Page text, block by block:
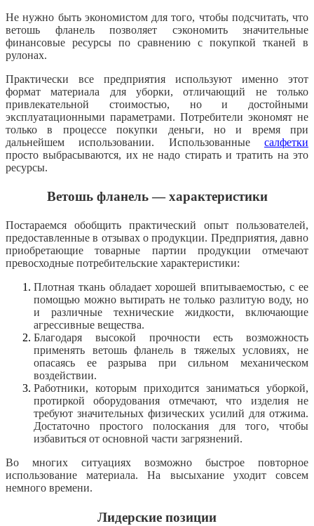
Не нужно быть экономистом для того, чтобы подсчитать, что
ветошь фланель позволяет сэкономить значительные
финансовые ресурсы по сравнению с покупкой тканей в
рулонах.
Практически все предприятия используют именно этот
формат материала для уборки, отличающий не только
привлекательной стоимостью, но и достойными
эксплуатационными параметрами. Потребители экономят не
только в процессе покупки деньги, но и время при
дальнейшем использовании. Использованные салфетки
просто выбрасываются, их не надо стирать и тратить на это
ресурсы.
Ветошь фланель — характеристики
Постараемся обобщить практический опыт пользователей,
предоставленные в отзывах о продукции. Предприятия, давно
приобретающие товарные партии продукции отмечают
превосходные потребительские характеристики:
Плотная ткань обладает хорошей впитываемостью, с ее
помощью можно вытирать не только разлитую воду, но
и различные технические жидкости, включающие
агрессивные вещества.
Благодаря высокой прочности есть возможность
применять ветошь фланель в тяжелых условиях, не
опасаясь ее разрыва при сильном механическом
воздействии.
Работники, которым приходится заниматься уборкой,
протиркой оборудования отмечают, что изделия не
требуют значительных физических усилий для отжима.
Достаточно простого полоскания для того, чтобы
избавиться от основной части загрязнений.
Во многих ситуациях возможно быстрое повторное
использование материала. На высыхание уходит совсем
немного времени.
Лидерские позиции